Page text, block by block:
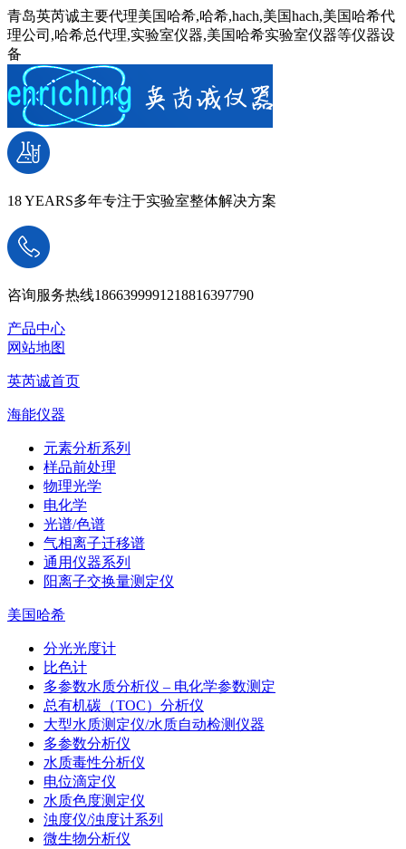
青岛英芮诚主要代理美国哈希,哈希,hach,美国hach,美国哈希代
理公司,哈希总代理,实验室仪器,美国哈希实验室仪器等仪器设
备
18 YEARS多年专注于实验室整体解决方案
咨询服务热线1866399991218816397790
产品中心
网站地图
英芮诚首页
海能仪器
元素分析系列
样品前处理
物理光学
电化学
光谱/色谱
气相离子迁移谱
通用仪器系列
阳离子交换量测定仪
美国哈希
分光光度计
比色计
多参数水质分析仪 – 电化学参数测定
总有机碳（TOC）分析仪
大型水质测定仪/水质自动检测仪器
多参数分析仪
水质毒性分析仪
电位滴定仪
水质色度测定仪
浊度仪/浊度计系列
微生物分析仪